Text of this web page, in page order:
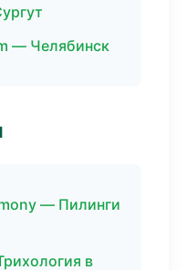
— Челябинск
— Пилинги
в